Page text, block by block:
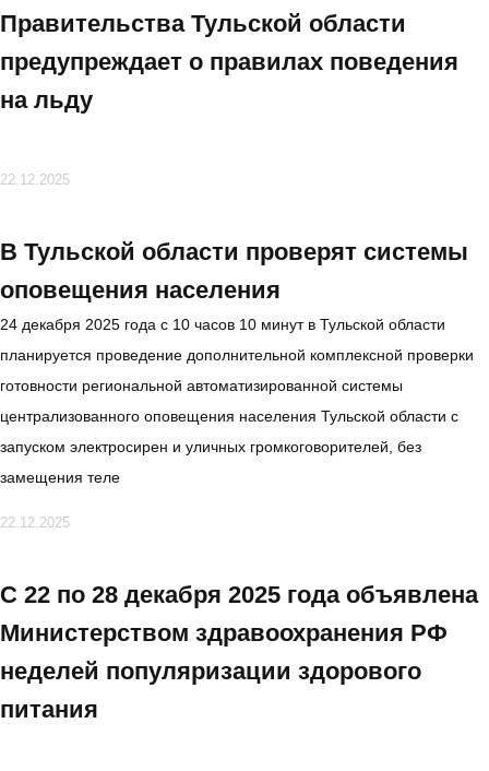
Правительства Тульской области
предупреждает о правилах поведения
на льду
22.12.2025
В Тульской области проверят системы
оповещения населения
24 декабря 2025 года с 10 часов 10 минут в Тульской области
планируется проведение дополнительной комплексной проверки
готовности региональной автоматизированной системы
централизованного оповещения населения Тульской области с
запуском электросирен и уличных громкоговорителей, без
замещения теле
22.12.2025
C 22 по 28 декабря 2025 года объявлена
Министерством здравоохранения РФ
неделей популяризации здорового
питания